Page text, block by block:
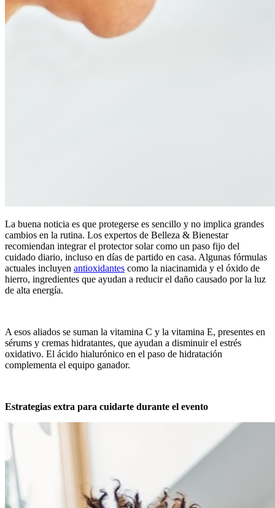
La buena noticia es que protegerse es sencillo y no implica grandes
cambios en la rutina. Los expertos de Belleza & Bienestar
recomiendan integrar el protector solar como un paso fijo del
cuidado diario, incluso en días de partido en casa. Algunas fórmulas
actuales incluyen antioxidantes como la niacinamida y el óxido de
hierro, ingredientes que ayudan a reducir el daño causado por la luz
de alta energía.
A esos aliados se suman la vitamina C y la vitamina E, presentes en
sérums y cremas hidratantes, que ayudan a disminuir el estrés
oxidativo. El ácido hialurónico en el paso de hidratación
complementa el equipo ganador.
Estrategias extra para cuidarte durante el evento